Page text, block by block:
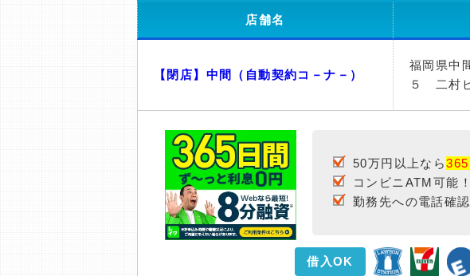
店舗名
【閉店】中間（自動契約コ－ナ－）
福岡県中
５ 二村
50万円以上なら365
コンビニATM可能！
勤務先への電話確
借入OK